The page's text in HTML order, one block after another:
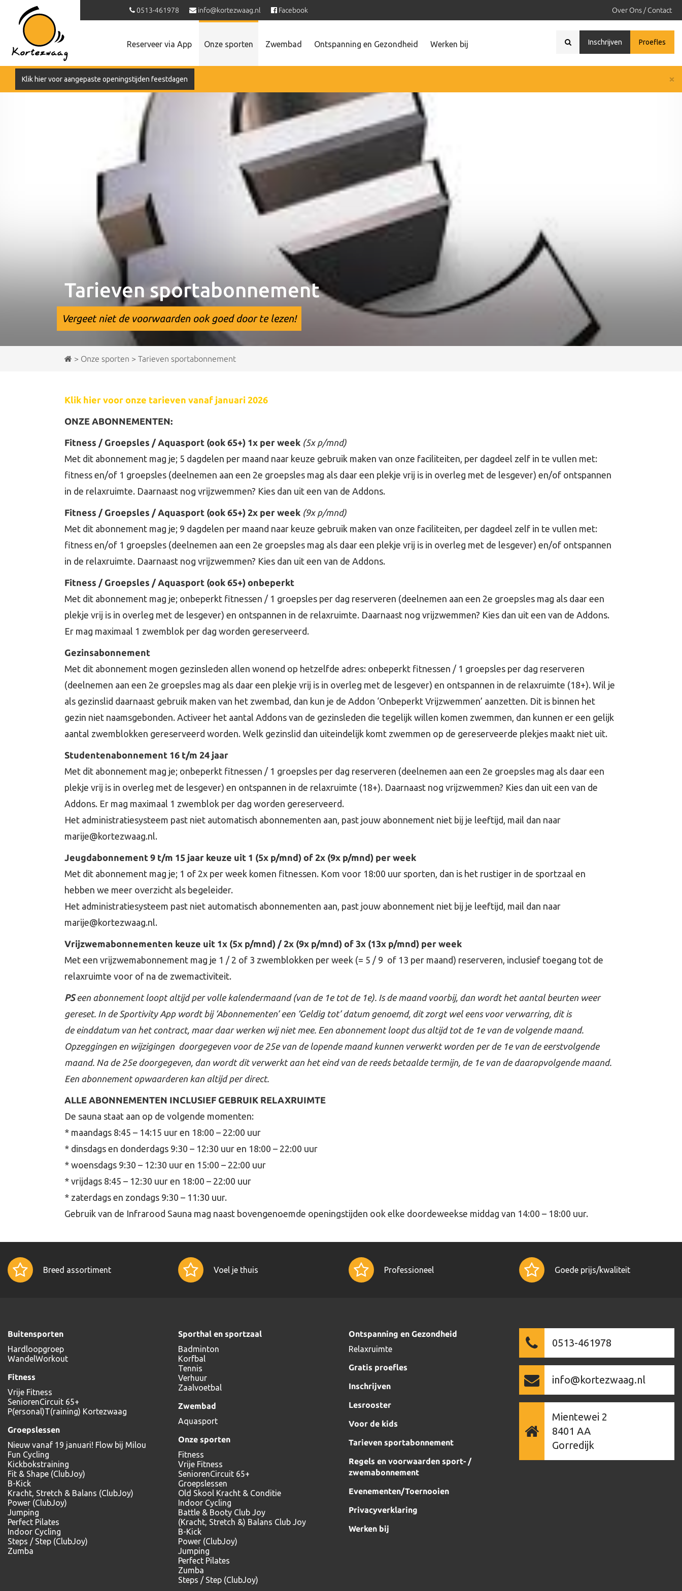
0513-461978 info@kortezwaag.nl Facebook Over Ons / Contact
Reserveer via App Onze sporten Zwembad Ontspanning en Gezondheid Werken bij Inschrijven Proefles
×
Klik hier voor aangepaste openingstijden feestdagen
Tarieven sportabonnement
Vergeet niet de voorwaarden ook goed door te lezen!
> Onze sporten > Tarieven sportabonnement
Klik hier voor onze tarieven vanaf januari 2026
ONZE ABONNEMENTEN:
Fitness / Groepsles / Aquasport (ook 65+) 1x per week (5x p/mnd)
Met dit abonnement mag je; 5 dagdelen per maand naar keuze gebruik maken van onze faciliteiten, per dagdeel zelf in te vullen met:
fitness en/of 1 groepsles (deelnemen aan een 2e groepsles mag als daar een plekje vrij is in overleg met de lesgever) en/of ontspannen
in de relaxruimte. Daarnaast nog vrijzwemmen? Kies dan uit een van de Addons.
Fitness / Groepsles / Aquasport (ook 65+) 2x per week (9x p/mnd)
Met dit abonnement mag je; 9 dagdelen per maand naar keuze gebruik maken van onze faciliteiten, per dagdeel zelf in te vullen met:
fitness en/of 1 groepsles (deelnemen aan een 2e groepsles mag als daar een plekje vrij is in overleg met de lesgever) en/of ontspannen
in de relaxruimte. Daarnaast nog vrijzwemmen? Kies dan uit een van de Addons.
Fitness / Groepsles / Aquasport (ook 65+) onbeperkt
Met dit abonnement mag je; onbeperkt fitnessen / 1 groepsles per dag reserveren (deelnemen aan een 2e groepsles mag als daar een
plekje vrij is in overleg met de lesgever) en ontspannen in de relaxruimte. Daarnaast nog vrijzwemmen? Kies dan uit een van de Addons.
Er mag maximaal 1 zwemblok per dag worden gereserveerd.
Gezinsabonnement
Met dit abonnement mogen gezinsleden allen wonend op hetzelfde adres: onbeperkt fitnessen / 1 groepsles per dag reserveren
(deelnemen aan een 2e groepsles mag als daar een plekje vrij is in overleg met de lesgever) en ontspannen in de relaxruimte (18+). Wil je
als gezinslid daarnaast gebruik maken van het zwembad, dan kun je de Addon ‘Onbeperkt Vrijzwemmen’ aanzetten. Dit is binnen het
gezin niet naamsgebonden. Activeer het aantal Addons van de gezinsleden die tegelijk willen komen zwemmen, dan kunnen er een gelijk
aantal zwemblokken gereserveerd worden. Welk gezinslid dan uiteindelijk komt zwemmen op de gereserveerde plekjes maakt niet uit.
Studentenabonnement 16 t/m 24 jaar
Met dit abonnement mag je; onbeperkt fitnessen / 1 groepsles per dag reserveren (deelnemen aan een 2e groepsles mag als daar een
plekje vrij is in overleg met de lesgever) en ontspannen in de relaxruimte (18+). Daarnaast nog vrijzwemmen? Kies dan uit een van de
Addons. Er mag maximaal 1 zwemblok per dag worden gereserveerd.
Het administratiesysteem past niet automatisch abonnementen aan, past jouw abonnement niet bij je leeftijd, mail dan naar
marije@kortezwaag.nl.
Jeugdabonnement 9 t/m 15 jaar keuze uit 1 (5x p/mnd) of 2x (9x p/mnd) per week
Met dit abonnement mag je; 1 of 2x per week komen fitnessen. Kom voor 18:00 uur sporten, dan is het rustiger in de sportzaal en
hebben we meer overzicht als begeleider.
Het administratiesysteem past niet automatisch abonnementen aan, past jouw abonnement niet bij je leeftijd, mail dan naar
marije@kortezwaag.nl.
Vrijzwemabonnementen keuze uit 1x (5x p/mnd) / 2x (9x p/mnd) of 3x (13x p/mnd) per week
Met een vrijzwemabonnement mag je 1 / 2 of 3 zwemblokken per week (= 5 / 9 of 13 per maand) reserveren, inclusief toegang tot de
relaxruimte voor of na de zwemactiviteit.
PSeen abonnement loopt altijd per volle kalendermaand (van de 1e tot de 1e). Is de maand voorbij, dan wordt het aantal beurten weer
gereset. In de Sportivity App wordt bij ‘Abonnementen’ een ‘Geldig tot’ datum genoemd, dit zorgt wel eens voor verwarring, dit is
de einddatum van het contract, maar daar werken wij niet mee. Een abonnement loopt dus altijd tot de 1e van de volgende maand.
Opzeggingen en wijzigingen doorgegeven voor de 25e van de lopende maand kunnen verwerkt worden per de 1e van de eerstvolgende
maand. Na de 25e doorgegeven, dan wordt dit verwerkt aan het eind van de reeds betaalde termijn, de 1e van de daaropvolgende maand.
Een abonnement opwaarderen kan altijd per direct.
ALLE ABONNEMENTEN INCLUSIEF GEBRUIK RELAXRUIMTE
De sauna staat aan op de volgende momenten:
* maandags 8:45 – 14:15 uur en 18:00 – 22:00 uur
* dinsdags en donderdags 9:30 – 12:30 uur en 18:00 – 22:00 uur
* woensdags 9:30 – 12:30 uur en 15:00 – 22:00 uur
* vrijdags 8:45 – 12:30 uur en 18:00 – 22:00 uur
* zaterdags en zondags 9:30 – 11:30 uur.
Gebruik van de Infrarood Sauna mag naast bovengenoemde openingstijden ook elke doordeweekse middag van 14:00 – 18:00 uur.
Breed assortiment Voel je thuis Professioneel Goede prijs/kwaliteit
0513-461978
info@kortezwaag.nl
Mientewei 2
8401 AA
Gorredijk
Buitensporten
Hardloopgroep
WandelWorkout
Fitness
Vrije Fitness
SeniorenCircuit 65+
P(ersonal)T(raining) Kortezwaag
Groepslessen
Nieuw vanaf 19 januari! Flow bij Milou
Fun Cycling
Kickbokstraining
Fit & Shape (ClubJoy)
B-Kick
Kracht, Stretch & Balans (ClubJoy)
Power (ClubJoy)
Jumping
Perfect Pilates
Indoor Cycling
Steps / Step (ClubJoy)
Zumba
Sporthal en sportzaal
Badminton
Korfbal
Tennis
Verhuur
Zaalvoetbal
Zwembad
Aquasport
Onze sporten
Fitness
Vrije Fitness
SeniorenCircuit 65+
Groepslessen
Old Skool Kracht & Conditie
Indoor Cycling
Battle & Booty Club Joy
(Kracht, Stretch &) Balans Club Joy
B-Kick
Power (ClubJoy)
Jumping
Perfect Pilates
Zumba
Steps / Step (ClubJoy)
Ontspanning en Gezondheid
Relaxruimte
Gratis proefles
Inschrijven
Lesrooster
Voor de kids
Tarieven sportabonnement
Regels en voorwaarden sport- /
zwemabonnement
Evenementen/Toernooien
Privacyverklaring
Werken bij